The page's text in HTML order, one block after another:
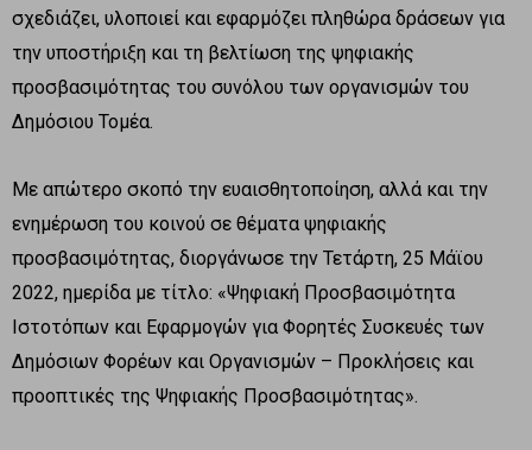
σχεδιάζει, υλοποιεί και εφαρμόζει πληθώρα δράσεων για
την υποστήριξη και τη βελτίωση της ψηφιακής
προσβασιμότητας του συνόλου των οργανισμών του
Δημόσιου Τομέα.
Με απώτερο σκοπό την ευαισθητοποίηση, αλλά και την
ενημέρωση του κοινού σε θέματα ψηφιακής
προσβασιμότητας, διοργάνωσε την Τετάρτη, 25 Μάϊου
2022, ημερίδα με τίτλο: «Ψηφιακή Προσβασιμότητα
Ιστοτόπων και Εφαρμογών για Φορητές Συσκευές των
Δημόσιων Φορέων και Οργανισμών – Προκλήσεις και
προοπτικές της Ψηφιακής Προσβασιμότητας».